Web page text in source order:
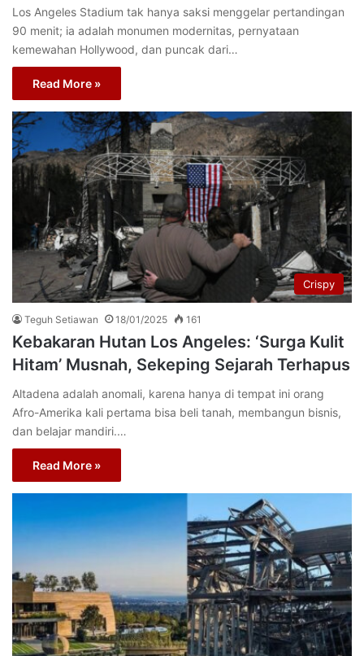
Los Angeles Stadium tak hanya saksi menggelar pertandingan
90 menit; ia adalah monumen modernitas, pernyataan
kemewahan Hollywood, dan puncak dari…
Read More »
Crispy
Teguh Setiawan 18/01/2025 161
Kebakaran Hutan Los Angeles: ‘Surga Kulit
Hitam’ Musnah, Sekeping Sejarah Terhapus
Altadena adalah anomali, karena hanya di tempat ini orang
Afro-Amerika kali pertama bisa beli tanah, membangun bisnis,
dan belajar mandiri.…
Read More »